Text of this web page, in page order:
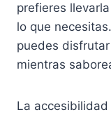
prefieres
lo que
puedes
mientras
La